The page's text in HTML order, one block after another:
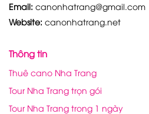
Email: canonhatrang@gmail.com
Website: canonhatrang.net
Thông tin
Thuê cano Nha Trang
Tour Nha Trang trọn gói
Tour Nha Trang trong 1 ngày